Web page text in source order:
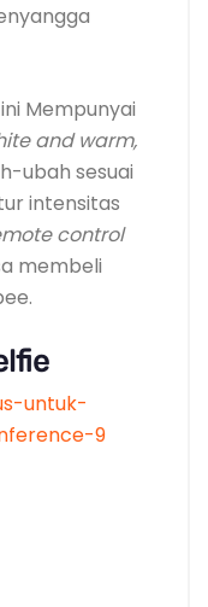
Mempunyai
and warm,
ubah sesuai
intensitas
control
membeli